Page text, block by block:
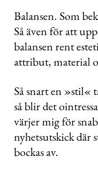
Balansen. Som
Så även för att
balansen rent
attribut, material
Så snart en »stil«
så blir det
värjer mig för
nyhetsutskick där
bockas av.